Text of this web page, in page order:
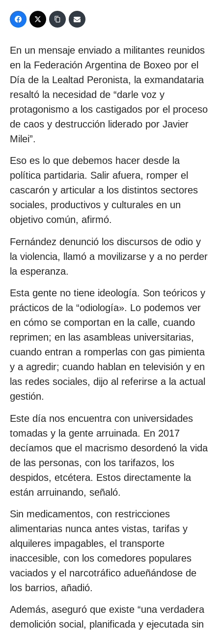
En un mensaje enviado a militantes reunidos
en la Federación Argentina de Boxeo por el
Día de la Lealtad Peronista, la exmandataria
resaltó la necesidad de “darle voz y
protagonismo a los castigados por el proceso
de caos y destrucción liderado por Javier
Milei”.
Eso es lo que debemos hacer desde la
política partidaria. Salir afuera, romper el
cascarón y articular a los distintos sectores
sociales, productivos y culturales en un
objetivo común, afirmó.
Fernández denunció los discursos de odio y
la violencia, llamó a movilizarse y a no perder
la esperanza.
Esta gente no tiene ideología. Son teóricos y
prácticos de la “odiología». Lo podemos ver
en cómo se comportan en la calle, cuando
reprimen; en las asambleas universitarias,
cuando entran a romperlas con gas pimienta
y a agredir; cuando hablan en televisión y en
las redes sociales, dijo al referirse a la actual
gestión.
Este día nos encuentra con universidades
tomadas y la gente arruinada. En 2017
decíamos que el macrismo desordenó la vida
de las personas, con los tarifazos, los
despidos, etcétera. Estos directamente la
están arruinando, señaló.
Sin medicamentos, con restricciones
alimentarias nunca antes vistas, tarifas y
alquileres impagables, el transporte
inaccesible, con los comedores populares
vaciados y el narcotráfico adueñándose de
los barrios, añadió.
Además, aseguró que existe “una verdadera
demolición social, planificada y ejecutada sin